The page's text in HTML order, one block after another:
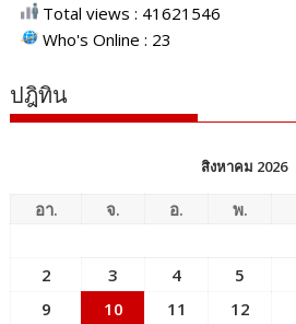
Total views : 41621546
Who's Online : 23
ปฎิทิน
สิงหาคม 2026
อา. จ. อ. พ.
2
3 4 5
9
10 11 12